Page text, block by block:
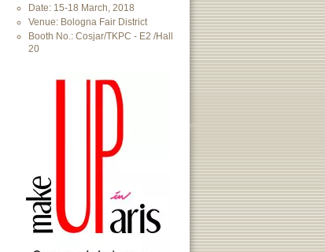
Date: 15-18 March, 2018
Venue: Bologna Fair District
Booth No.: Cosjar/TKPC - E2 /Hall
20